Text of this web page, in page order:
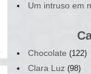
Um intruso em
Chocolate (122)
Clara Luz (98)